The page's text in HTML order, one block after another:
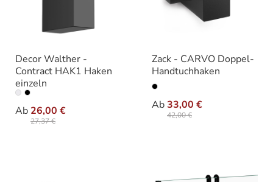
Decor Walther -
Contract HAK1 Haken
einzeln
Ab 26,00 €
27,37 €
Farbe
Zack - CARVO Doppel-
Handtuchhaken
Ab33,00 €
42,00 €
Farbe